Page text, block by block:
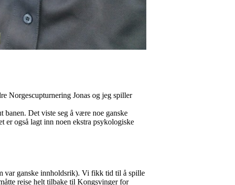
Norgescupturnering Jonas og jeg spiller
banen. Det viste seg å være noe ganske
er også lagt inn noen ekstra psykologiske
var ganske innholdsrik). Vi fikk tid til å spille
reise helt tilbake til Kongsvinger for